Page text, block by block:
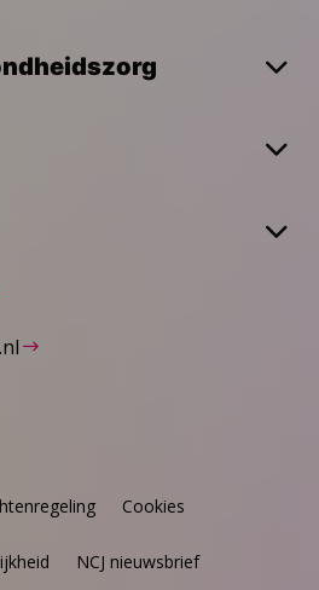
Cookies
NCJ nieuwsbrief